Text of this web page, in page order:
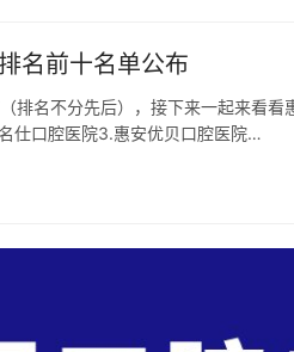
名前十名单公布
排名不分先后），接下来一起来看
仕口腔医院3.惠安优贝口腔医院…